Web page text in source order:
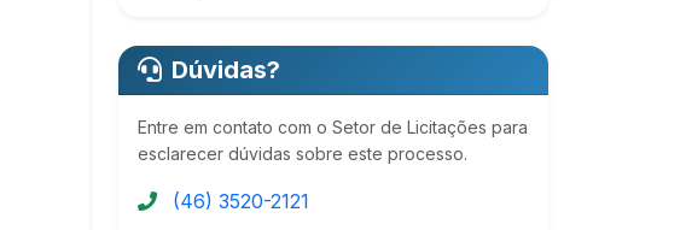
Dúvidas?
Entre em contato com o Setor de Licitações para
esclarecer dúvidas sobre este processo.
(46) 3520-2121